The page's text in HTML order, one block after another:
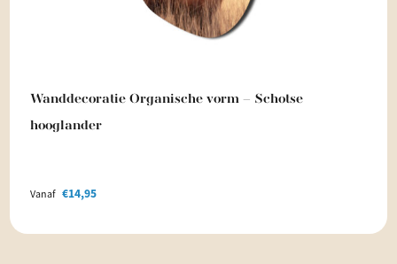
Wanddecoratie Organische vorm – Schotse
hooglander
Vanaf €14,95